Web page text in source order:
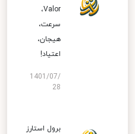
Valor،
سرعت،
هیجان،
اعتیاد!
1401/07/
28
برول استارز